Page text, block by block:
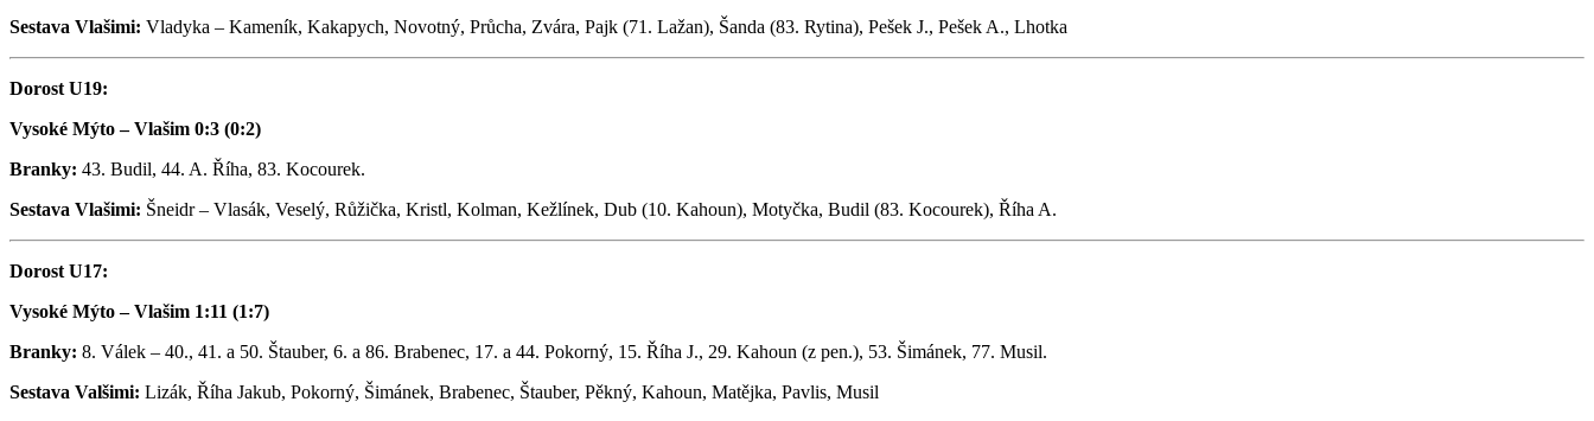
Sestava Vlašimi: Vladyka – Kameník, Kakapych, Novotný, Průcha, Zvára, Pajk (71. Lažan), Šanda (83. Rytina), Pešek J., Pešek A., Lhotka
Dorost U19:
Vysoké Mýto – Vlašim 0:3 (0:2)
Branky: 43. Budil, 44. A. Říha, 83. Kocourek.
Sestava Vlašimi: Šneidr – Vlasák, Veselý, Růžička, Kristl, Kolman, Kežlínek, Dub (10. Kahoun), Motyčka, Budil (83. Kocourek), Říha A.
Dorost U17:
Vysoké Mýto – Vlašim 1:11 (1:7)
Branky: 8. Válek – 40., 41. a 50. Štauber, 6. a 86. Brabenec, 17. a 44. Pokorný, 15. Říha J., 29. Kahoun (z pen.), 53. Šimánek, 77. Musil.
Sestava Valšimi: Lizák, Říha Jakub, Pokorný, Šimánek, Brabenec, Štauber, Pěkný, Kahoun, Matějka, Pavlis, Musil